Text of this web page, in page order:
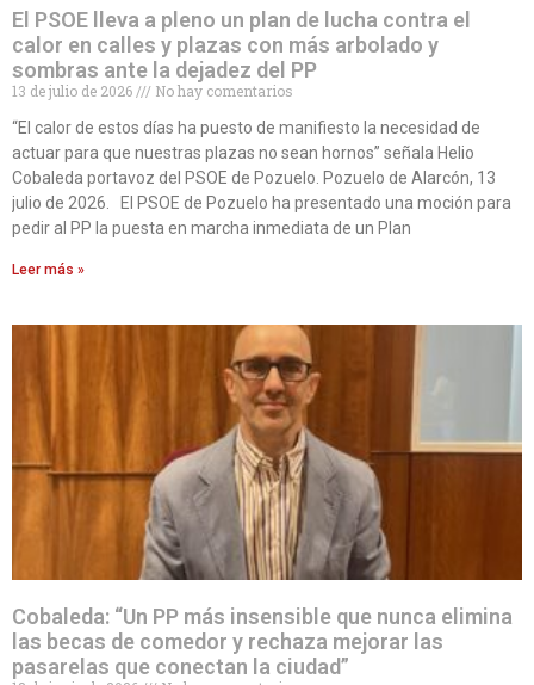
El PSOE lleva a pleno un plan de lucha contra el
calor en calles y plazas con más arbolado y
sombras ante la dejadez del PP
13 de julio de 2026
No hay comentarios
“El calor de estos días ha puesto de manifiesto la necesidad de
actuar para que nuestras plazas no sean hornos” señala Helio
Cobaleda portavoz del PSOE de Pozuelo. Pozuelo de Alarcón, 13
julio de 2026. El PSOE de Pozuelo ha presentado una moción para
pedir al PP la puesta en marcha inmediata de un Plan
Leer más »
Cobaleda: “Un PP más insensible que nunca elimina
las becas de comedor y rechaza mejorar las
pasarelas que conectan la ciudad”